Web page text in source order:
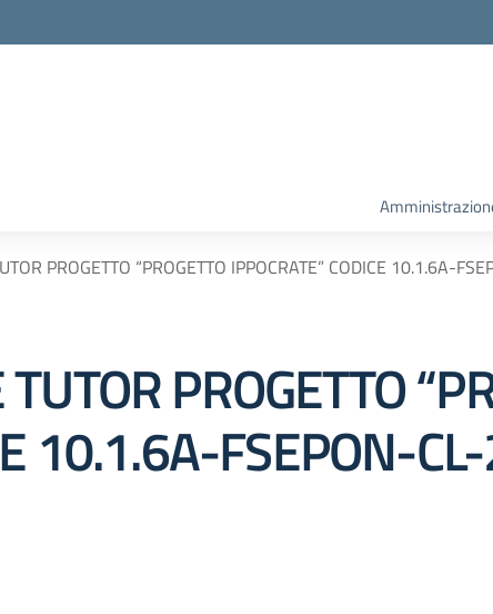
PROGETTO “PROGETTO IPPOCRATE” CODICE 10.1.6A-
PROGETTO
10.1.6A-FSEPON-